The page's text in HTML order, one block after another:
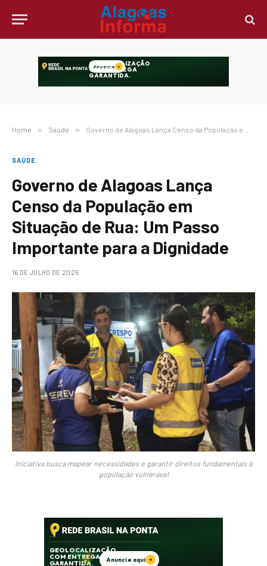
Home » Saúde » Governo de Alagoas Lança Censo da População em Situação de Rua: Um Passo Importante para a Dignidade
SAÚDE
Governo de Alagoas Lança
Censo da População em
Situação de Rua: Um Passo
Importante para a Dignidade
16 DE JULHO DE 2025
Iniciativa busca mapear necessidades e garantir direitos fundamentais à
população vulnerável